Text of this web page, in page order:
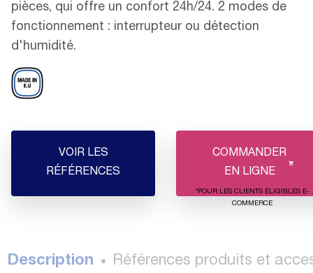
pièces, qui offre un confort 24h/24. 2 modes de
fonctionnement : interrupteur ou détection
d'humidité.
VOIR LES
RÉFÉRENCES
COMMANDER
EN LIGNE
*POUR LES CLIENTS ÉLIGIBLES E-
COMMERCE
Description Références produits et